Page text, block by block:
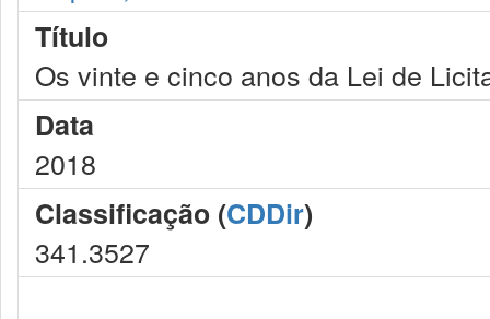
Título
Os vinte e cinco anos da Lei de
Data
2018
Classificação (CDDir)
341.3527